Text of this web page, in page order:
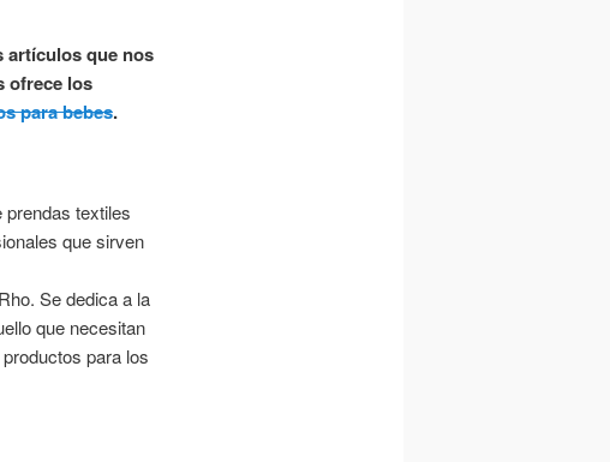
artículos que nos
ofrece los
para bebes.
prendas textiles
que sirven
Se dedica a la
que necesitan
para los